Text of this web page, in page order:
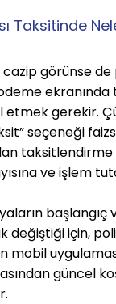
Taksitinde
görünse de
ekranında
gerekir.
seçeneği
ve işlem
başlangıç
değiştiği için,
mobil
güncel